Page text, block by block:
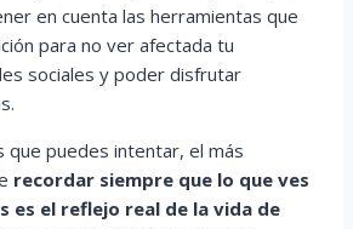
en cuenta las herramientas que
para no ver afectada tu
sociales y poder disfrutar
que puedes intentar, el más
recordar siempre que lo que ves
es el reflejo real de la vida de